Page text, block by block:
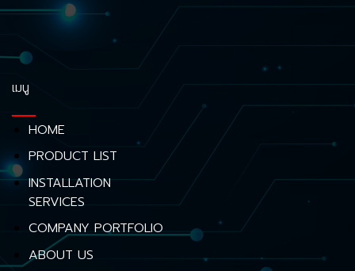
เมนู
HOME
PRODUCT LIST
INSTALLATION
SERVICES
COMPANY PORTFOLIO
ABOUT US